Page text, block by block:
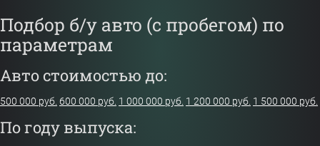
Подбор б/у авто (с пробегом) по
параметрам
Авто стоимостью до:
500 000 руб. 600 000 руб. 1 000 000 руб. 1 200 000 руб. 1 500 000 руб.
По году выпуска: